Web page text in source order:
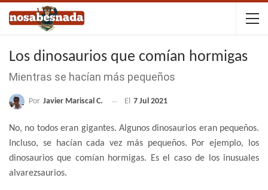
Los dinosaurios que comían hormigas
Mientras se hacían más pequeños
Por Javier Mariscal C. El 7 Jul 2021
No, no todos eran gigantes. Algunos dinosaurios eran pequeños.
Incluso, se hacían cada vez más pequeños. Por ejemplo, los
dinosaurios que comían hormigas. Es el caso de los inusuales
alvarezsaurios.